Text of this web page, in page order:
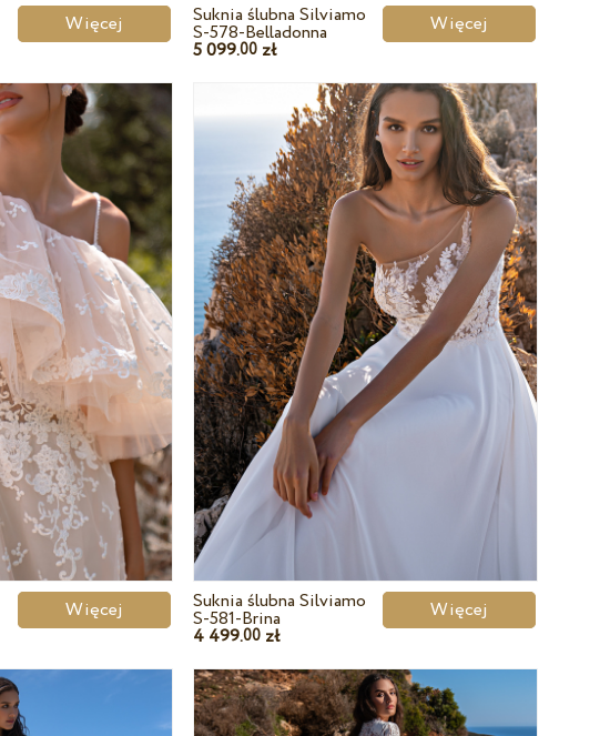
Więcej Suknia ślubna Silviamo
S-578-Belladonna
5 099.00zł
Więcej
Więcej Suknia ślubna Silviamo
S-581-Brina
4 499.00zł
Więcej